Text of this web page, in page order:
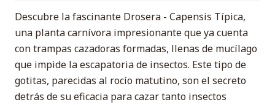
Descubre la fascinante Drosera - Capensis Típica,
una planta carnívora impresionante que ya cuenta
con trampas cazadoras formadas, llenas de mucílago
que impide la escapatoria de insectos. Este tipo de
gotitas, parecidas al rocío matutino, son el secreto
detrás de su eficacia para cazar tanto insectos